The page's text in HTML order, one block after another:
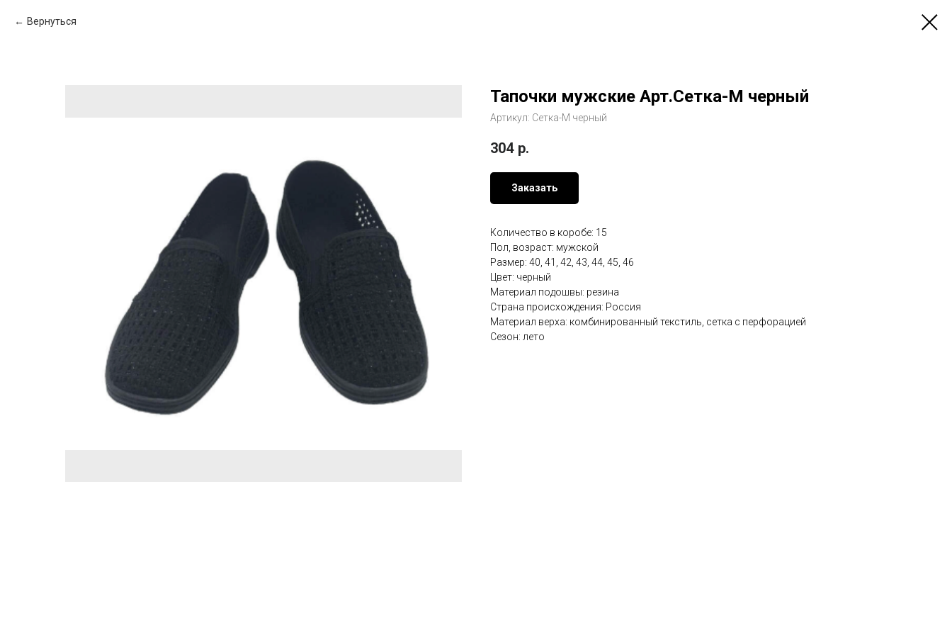
Вернуться
Тапочки мужские Арт.Сетка-М черный
Артикул: Сетка-М черный
304 р.
Заказать
Количество в коробе: 15
Пол, возраст: мужской
Размер: 40, 41, 42, 43, 44, 45, 46
Цвет: черный
Материал подошвы: резина
Страна происхождения: Россия
Материал верха: комбинированный текстиль, сетка с перфорацией
Сезон: лето